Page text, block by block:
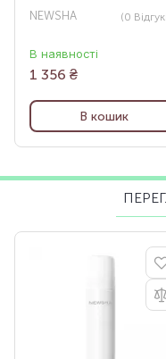
МЛ
NEWSHA (0
В наявності
1 356 ₴
В кошик